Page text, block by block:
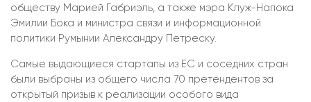
обществу Марией Габриэль, а также мэра Клуж-Напока
Эмилии Бока и министра связи и информационной
политики Румынии Александру Петреску.
Самые выдающиеся стартапы из ЕС и соседних стран
были выбраны из общего числа 70 претендентов за
открытый призыв к реализации особого вида